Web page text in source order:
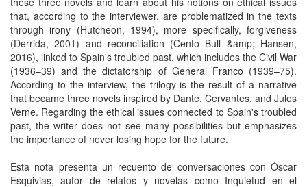
that, according to the interviewer, are problematized in the texts
through irony (Hutcheon, 1994), more specifically, forgiveness
(Derrida, 2001) and reconciliation (Cento Bull &amp; Hansen,
2016), linked to Spain's troubled past, which includes the Civil War
(1936–39) and the dictatorship of General Franco (1939–75).
According to the interview, the trilogy is the result of a narrative
that became three novels inspired by Dante, Cervantes, and Jules
Verne. Regarding the ethical issues connected to Spain's troubled
past, the writer does not see many possibilities but emphasizes
the importance of never losing hope for the future.
Esta nota presenta un recuento de conversaciones con Óscar
Esquivias, autor de relatos y novelas como Inquietud en el